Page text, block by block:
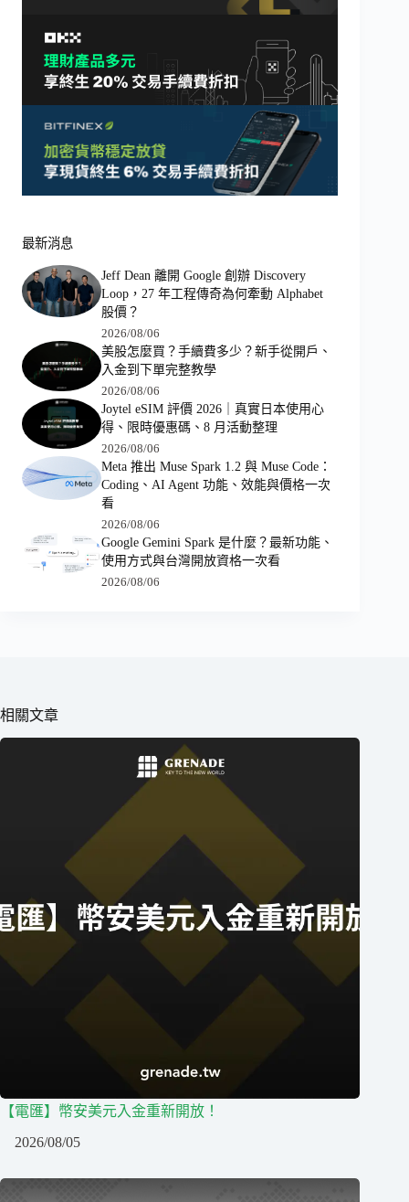
最新消息
Jeff Dean 離開 Google 創辦 Discovery
Loop，27 年工程傳奇為何牽動 Alphabet
股價？
2026/08/06
美股怎麼買？手續費多少？新手從開戶、
入金到下單完整教學
2026/08/06
Joytel eSIM 評價 2026｜真實日本使用心
得、限時優惠碼、8 月活動整理
2026/08/06
Meta 推出 Muse Spark 1.2 與 Muse Code：
Coding、AI Agent 功能、效能與價格一次
看
2026/08/06
Google Gemini Spark 是什麼？最新功能、
使用方式與台灣開放資格一次看
2026/08/06
相關文章
【電匯】幣安美元入金重新開放！
2026/08/05